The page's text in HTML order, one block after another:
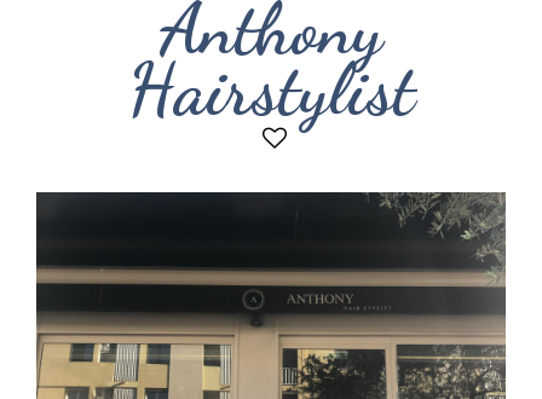
Anthony
Hairstylist